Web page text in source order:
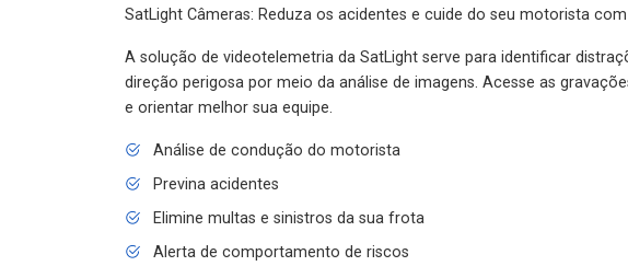
SatLight Câmeras: Reduza os acidentes e cuide do seu motorista
A solução de videotelemetria da SatLight serve para identificar
direção perigosa por meio da análise de imagens. Acesse as
e orientar melhor sua equipe.
Análise de condução do motorista
Previna acidentes
Elimine multas e sinistros da sua frota
Alerta de comportamento de riscos